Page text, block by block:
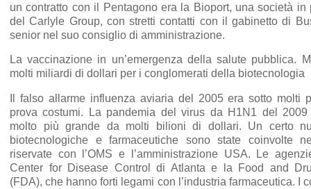
un contratto con il Pentagono era la Bioport, una società in
del Carlyle Group, con stretti contatti con il gabinetto di
senior nel suo consiglio di amministrazione.
La vaccinazione in un’emergenza della salute pubblica.
molti miliardi di dollari per i conglomerati della biotecnologia
Il falso allarme influenza aviaria del 2005 era sotto molti
prova costumi. La pandemia del virus da H1N1 del 2009
molto più grande da molti bilioni di dollari. Un certo
biotecnologiche e farmaceutiche sono state coinvolte
riservate con l’OMS e l’amministrazione USA. Le
Center for Disease Control di Atlanta e la Food and
(FDA), che hanno forti legami con l’industria farmaceutica. I